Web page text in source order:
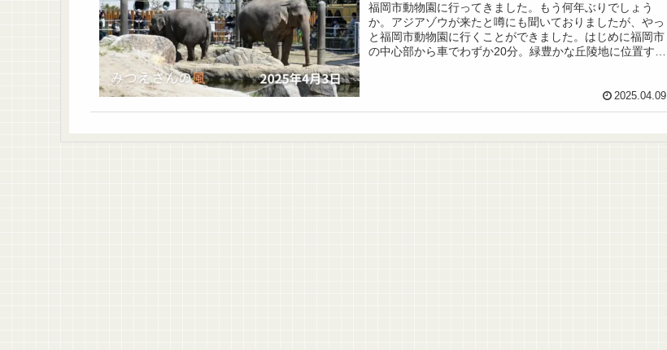
福岡市動物園に行ってきました。もう何年ぶりでしょう
か。アジアゾウが来たと噂にも聞いておりましたが、やっ
と福岡市動物園に行くことができました。はじめに福岡市
の中心部から車でわずか20分。緑豊かな丘陵地に位置する
2025.04.09